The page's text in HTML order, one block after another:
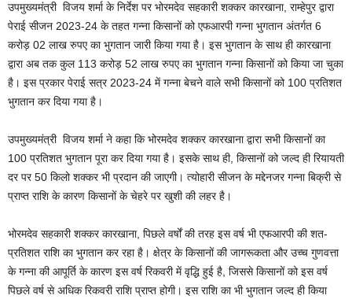
उपमुख्यमंत्री विजय शर्मा के निर्देश पर भोरमदेव सहकारी शक्कर कारखाना, राम्हेपुर द्वारा
पेराई सीजन 2023-24 के तहत गन्ना किसानों को एफआरपी गन्ना भुगतान अंतर्गत 6
करोड़ 02 लाख रुपए का भुगतान जारी किया गया है। इस भुगतान के साथ ही कारखाना
द्वारा अब तक कुल 113 करोड़ 52 लाख रुपए का भुगतान गन्ना किसानों को किया जा चुका
है। इस प्रकार पेराई सत्र 2023-24 में गन्ना बेचने वाले सभी किसानों को 100 प्रतिशत
भुगतान कर दिया गया है।
उपमुख्यमंत्री विजय शर्मा ने कहा कि भोरमदेव शक्कर कारखाना द्वारा सभी किसानों का
100 प्रतिशत भुगतान पूरा कर दिया गया है। इसके साथ ही, किसानों को जल्द ही रियायती
दर पर 50 किलो शक्कर भी प्रदान की जाएगी। त्योहारी सीजन के मद्देनजर गन्ना बिक्री से
प्राप्त राशि के कारण किसानों के चेहरे पर खुशी की लहर है।
भोरमदेव सहकारी शक्कर कारखाना, पिछले वर्षों की तरह इस वर्ष भी एफआरपी की शत-
प्रतिशत राशि का भुगतान कर रहा है। क्षेत्र के किसानों की जागरूकता और उच्च गुणवत्ता
के गन्ना की आपूर्ति के कारण इस वर्ष रिकवरी में वृद्धि हुई है, जिससे किसानों को इस वर्ष
पिछले वर्ष से अधिक रिकवरी राशि प्राप्त होगी। इस राशि का भी भुगतान जल्द ही किया